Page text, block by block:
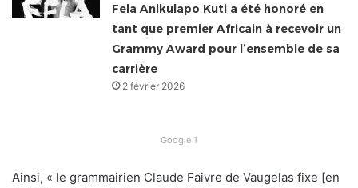
Fela Anikulapo Kuti a été honoré en
tant que premier Africain à recevoir un
Grammy Award pour l’ensemble de sa
carrière
2 février 2026
Google 1
Ainsi, « le grammairien Claude Faivre de Vaugelas fixe [en